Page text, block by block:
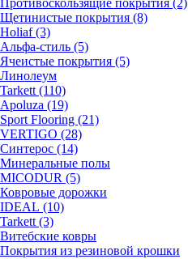
Противоскользящие покрытия (2)
Щетинистые покрытия (8)
Holiaf (3)
Альфа-стиль (5)
Ячеистые покрытия (5)
Линолеум
Tarkett (110)
Apoluza (19)
Sport Flooring (21)
VERTIGO (28)
Синтерос (14)
Минеральные полы
MICODUR (5)
Ковровые дорожки
IDEAL (10)
Tarkett (3)
Витебские ковры
Покрытия из резиновой крошки